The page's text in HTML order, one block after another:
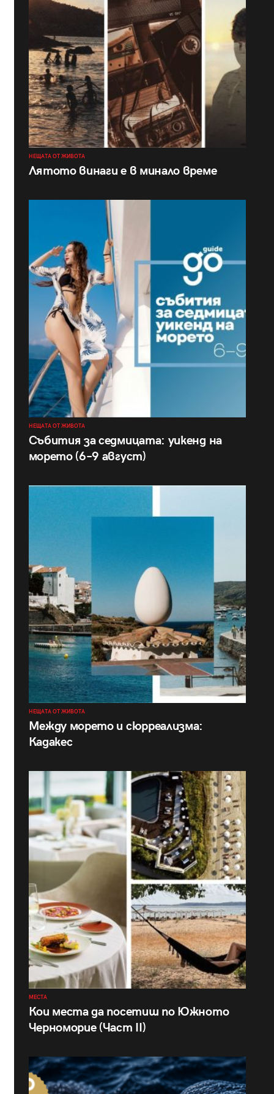
НЕЩАТА ОТ ЖИВОТА
Лятото винаги е в минало време
НЕЩАТА ОТ ЖИВОТА
Събития за седмицата: уикенд на
морето (6–9 август)
НЕЩАТА ОТ ЖИВОТА
Между морето и сюрреализма:
Кадакес
МЕСТА
Кои места да посетиш по Южното
Черноморие (Част II)